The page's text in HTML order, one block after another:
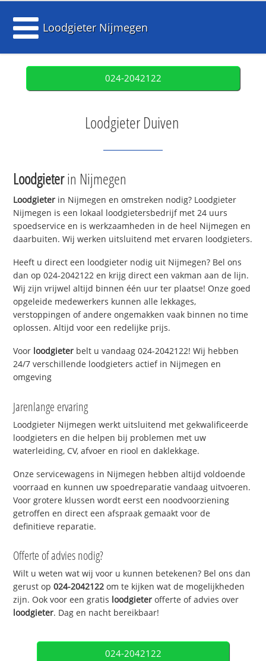
Loodgieter Nijmegen
024-2042122
Loodgieter Duiven
Loodgieterin Nijmegen
Loodgieter in Nijmegen en omstreken nodig? Loodgieter
Nijmegen is een lokaal loodgietersbedrijf met 24 uurs
spoedservice en is werkzaamheden in de heel Nijmegen en
daarbuiten. Wij werken uitsluitend met ervaren loodgieters.
Heeft u direct een loodgieter nodig uit Nijmegen? Bel ons
dan op 024-2042122 en krijg direct een vakman aan de lijn.
Wij zijn vrijwel altijd binnen één uur ter plaatse! Onze goed
opgeleide medewerkers kunnen alle lekkages,
verstoppingen of andere ongemakken vaak binnen no time
oplossen. Altijd voor een redelijke prijs.
Voor loodgieter belt u vandaag 024-2042122! Wij hebben
24/7 verschillende loodgieters actief in Nijmegen en
omgeving
Jarenlange ervaring
Loodgieter Nijmegen werkt uitsluitend met gekwalificeerde
loodgieters en die helpen bij problemen met uw
waterleiding, CV, afvoer en riool en daklekkage.
Onze servicewagens in Nijmegen hebben altijd voldoende
voorraad en kunnen uw spoedreparatie vandaag uitvoeren.
Voor grotere klussen wordt eerst een noodvoorziening
getroffen en direct een afspraak gemaakt voor de
definitieve reparatie.
Offerte of advies nodig?
Wilt u weten wat wij voor u kunnen betekenen? Bel ons dan
gerust op024-2042122 om te kijken wat de mogelijkheden
zijn. Ook voor een gratis loodgieter offerte of advies over
loodgieter. Dag en nacht bereikbaar!
024-2042122